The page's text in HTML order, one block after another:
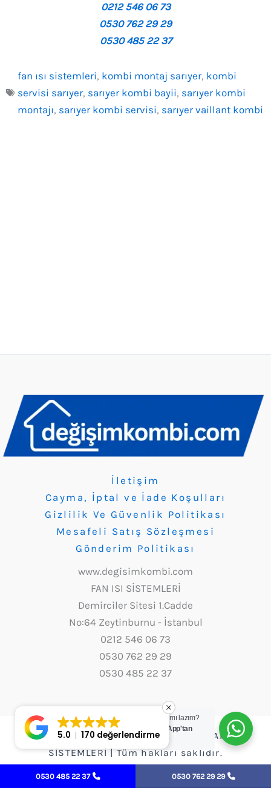
0212 546 06 73
0530 762 29 29
0530 485 22 37
fan ısı sistemleri, kombi montaj sarıyer, kombi
servisi sarıyer, sarıyer kombi bayii, sarıyer kombi
montajı, sarıyer kombi servisi, sarıyer vaillant kombi
İletişim
Cayma, İptal ve İade Koşulları
Gizlilik Ve Güvenlik Politikası
Mesafeli Satış Sözleşmesi
Gönderim Politikası
www.degisimkombi.com
FAN ISI SİSTEMLERİ
Demirciler Sitesi 1.Cadde
No:64 Zeytinburnu - İstanbul
0212 546 06 73
0530 762 29 29
0530 485 22 37
Copyright © 2026 Değişim Kombi - FAN ISI
SİSTEMLERİ | Tüm hakları saklıdır.
0530 485 22 37 0530 762 29 29
Yardım mı lazım?
WhatsApp'tan
yazın.
5.0 170 değerlendirme